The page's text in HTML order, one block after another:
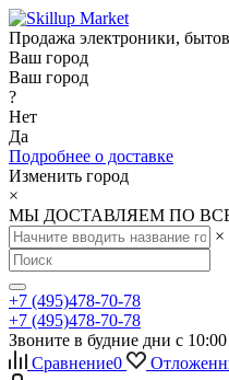
Продажа электроники,
Ваш город
Ваш город
?
Нет
Да
Подробнее о доставке
Изменить город
×
МЫ ДОСТАВЛЯЕМ ПО
×
+7 (495)478-70-78
+7 (495)478-70-78
Звоните в будние дни с
Сравнение0